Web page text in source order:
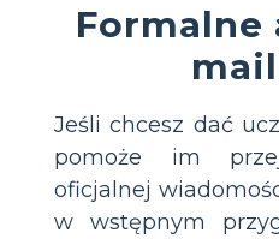
Formalne
Jeśli chcesz dać
pomoże im
oficjalnej
w wstępnym